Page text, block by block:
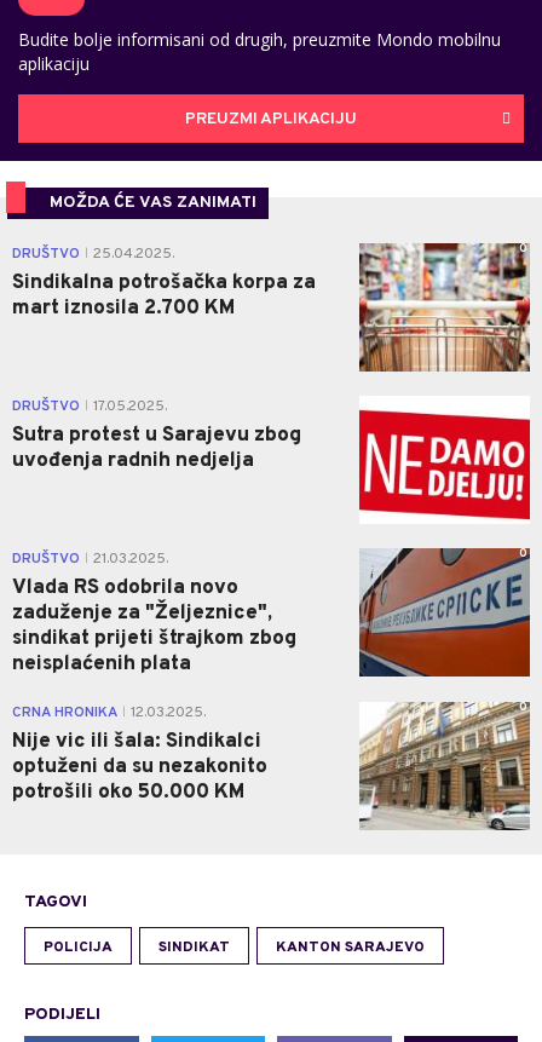
Budite bolje informisani od drugih, preuzmite Mondo mobilnu
aplikaciju
PREUZMI APLIKACIJU
MOŽDA ĆE VAS ZANIMATI
DRUŠTVO 25.04.2025.
Sindikalna potrošačka korpa za
mart iznosila 2.700 KM
0
DRUŠTVO 17.05.2025.
Sutra protest u Sarajevu zbog
uvođenja radnih nedjelja
DRUŠTVO 21.03.2025.
Vlada RS odobrila novo
zaduženje za "Željeznice",
sindikat prijeti štrajkom zbog
neisplaćenih plata
0
CRNA HRONIKA 12.03.2025.
Nije vic ili šala: Sindikalci
optuženi da su nezakonito
potrošili oko 50.000 KM
0
TAGOVI
POLICIJA SINDIKAT KANTON SARAJEVO
PODIJELI